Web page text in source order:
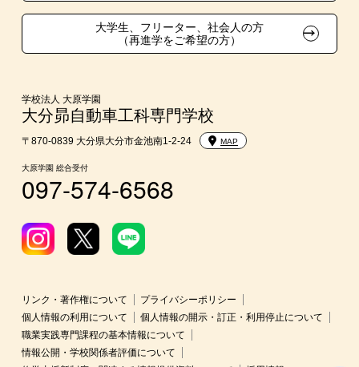
学費
入学前Web通信講座
大学・短期大学・公務員併願制度
大学生、フリーター、社会人の方
（再進学をご希望の方）
学校法人 大原学園
大分昴自動車工科専門学校
〒870-0839 大分県大分市金池南1-2-24 MAP
大原学園 総合受付
097-574-6568
リンク・著作権について
プライバシーポリシー
個人情報の利用について
個人情報の開示・訂正・利用停止について
職業実践専門課程の基本情報について
情報公開・学校関係者評価について